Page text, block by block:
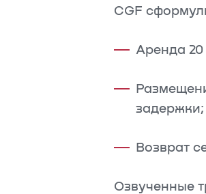
CGF
Аренда
задержки;
Возврат
Озвученные